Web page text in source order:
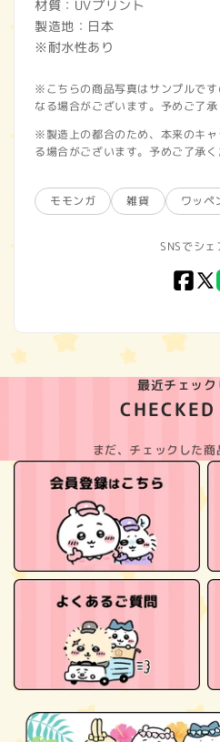
材質：UVプリント
製造地：日本
※耐水性あり
※こちらの商品写真はサンプルで
なる場合がございます。予めご了承
※製造上の都合のため、本来のキ
る場合がございます。予めご了承く
モモンガ 雑貨 ワッペ
SNSでシェ
最近チェック
まだ、チェックした商